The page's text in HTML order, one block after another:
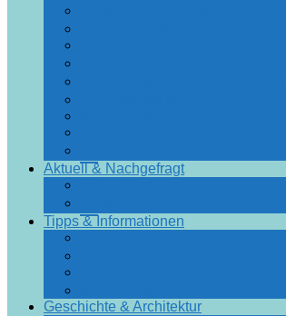
Aktuell & Nachgefragt
Tipps & Informationen
Geschichte & Architektur